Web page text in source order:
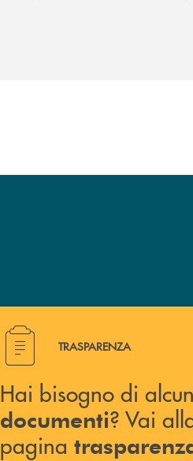
Hai bisogno di alcuni
TRASPARENZA
Hai bisogno di
documenti? Vai
pagina